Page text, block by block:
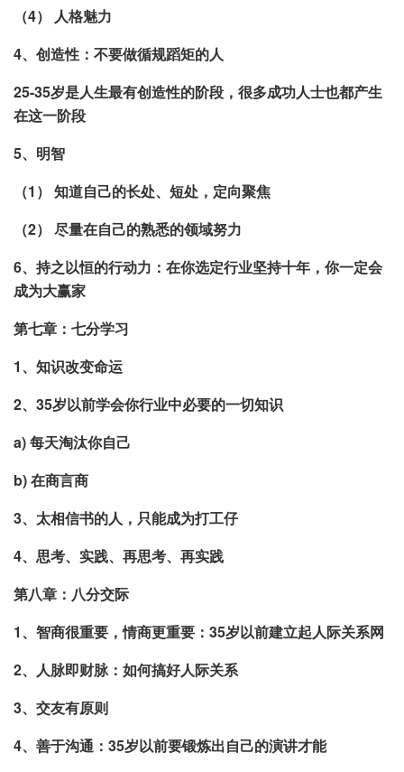
（4） 人格魅力
4、创造性：不要做循规蹈矩的人
25-35岁是人生最有创造性的阶段，很多成功人士也都产生
在这一阶段
5、明智
（1） 知道自己的长处、短处，定向聚焦
（2） 尽量在自己的熟悉的领域努力
6、持之以恒的行动力：在你选定行业坚持十年，你一定会
成为大赢家
第七章：七分学习
1、知识改变命运
2、35岁以前学会你行业中必要的一切知识
a) 每天淘汰你自己
b) 在商言商
3、太相信书的人，只能成为打工仔
4、思考、实践、再思考、再实践
第八章：八分交际
1、智商很重要，情商更重要：35岁以前建立起人际关系网
2、人脉即财脉：如何搞好人际关系
3、交友有原则
4、善于沟通：35岁以前要锻炼出自己的演讲才能